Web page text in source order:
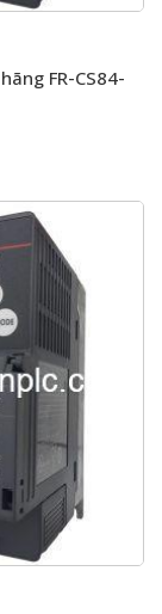
FR-CS84-